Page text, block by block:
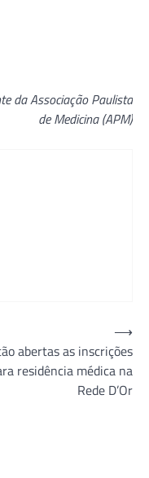
da Associação Paulista
de Medicina (APM)
abertas as inscrições
residência médica na
Rede D’Or
⟶